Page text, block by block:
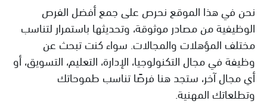
نحن في هذا الموقع نحرص على جمع أفضل الفرص
الوظيفية من مصادر موثوقة، وتحديثها باستمرار لتناسب
مختلف المؤهلات والمجالات. سواء كنت تبحث عن
وظيفة في مجال التكنولوجيا، الإدارة، التعليم، التسويق، أو
أي مجال آخر، ستجد هنا فرصًا تناسب طموحاتك
وتطلعاتك المهنية.